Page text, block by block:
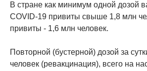
В стране как минимум одной дозой
COVID-19 привиты свыше 1,8 млн
привиты - 1,6 млн человек.
Повторной (бустерной) дозой за
человек (ревакцинация), всего на